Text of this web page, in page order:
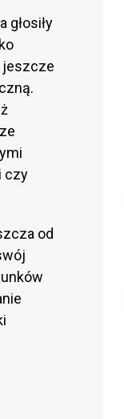
głosiły
jeszcze
czy
od